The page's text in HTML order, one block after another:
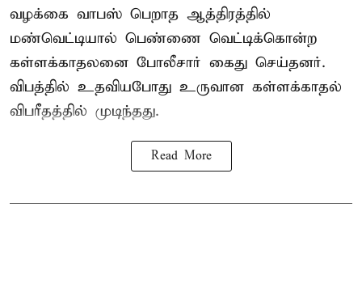
வழக்கை வாபஸ் பெறாத ஆத்திரத்தில்
மண்வெட்டியால் பெண்ணை வெட்டிக்கொன்ற
கள்ளக்காதலனை போலீசார் கைது செய்தனர்.
விபத்தில் உதவியபோது உருவான கள்ளக்காதல்
விபரீதத்தில் முடிந்தது.
Read More